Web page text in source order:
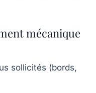
mécanique
sollicités (bords,